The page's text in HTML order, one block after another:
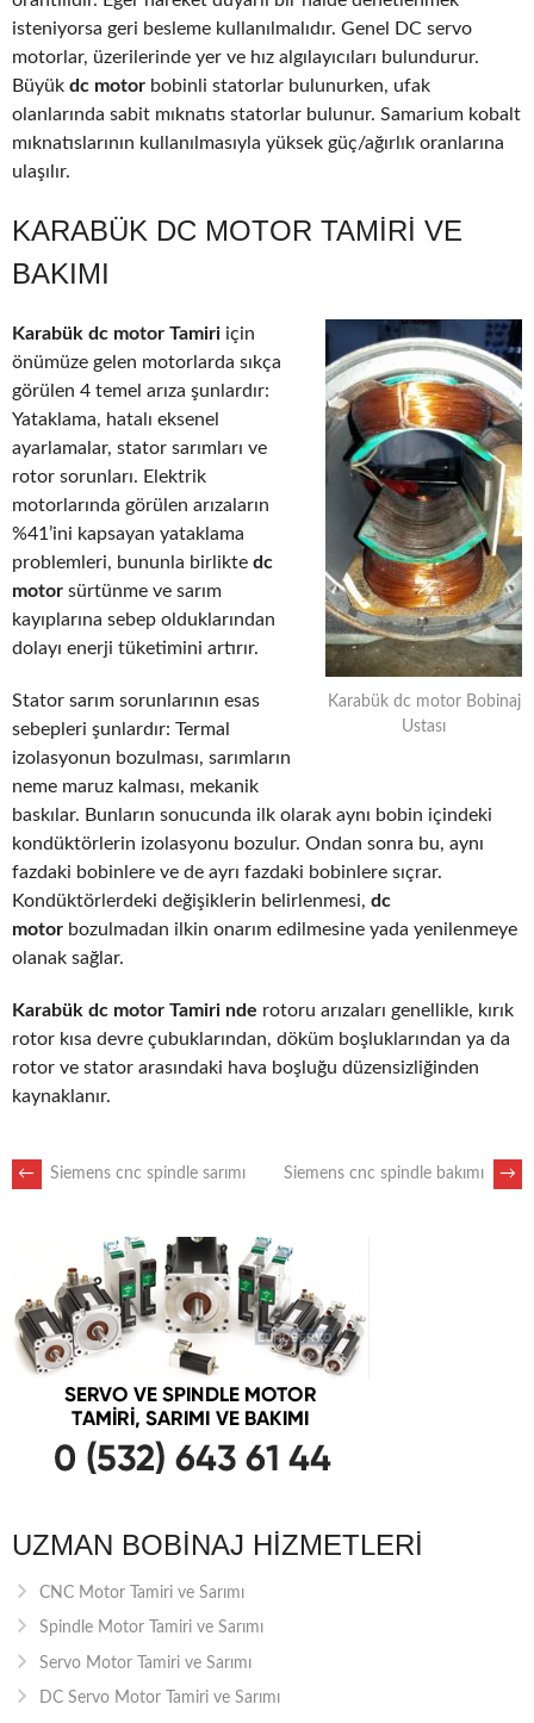
isteniyorsa geri besleme kullanılmalıdır. Genel DC servo
motorlar, üzerilerinde yer ve hız algılayıcıları bulundurur.
Büyük dc motor bobinli statorlar bulunurken, ufak
olanlarında sabit mıknatıs statorlar bulunur. Samarium kobalt
mıknatıslarının kullanılmasıyla yüksek güç/ağırlık oranlarına
ulaşılır.
KARABÜK DC MOTOR TAMIRI VE
BAKIMI
Karabük dc motor Bobinaj
Ustası
Karabük dc motor Tamiri için
önümüze gelen motorlarda sıkça
görülen 4 temel arıza şunlardır:
Yataklama, hatalı eksenel
ayarlamalar, stator sarımları ve
rotor sorunları. Elektrik
motorlarında görülen arızaların
%41’ini kapsayan yataklama
problemleri, bununla birlikte dc
motor sürtünme ve sarım
kayıplarına sebep olduklarından
dolayı enerji tüketimini artırır.
Stator sarım sorunlarının esas
sebepleri şunlardır: Termal
izolasyonun bozulması, sarımların
neme maruz kalması, mekanik
baskılar. Bunların sonucunda ilk olarak aynı bobin içindeki
kondüktörlerin izolasyonu bozulur. Ondan sonra bu, aynı
fazdaki bobinlere ve de ayrı fazdaki bobinlere sıçrar.
Kondüktörlerdeki değişiklerin belirlenmesi, dc
motor bozulmadan ilkin onarım edilmesine yada yenilenmeye
olanak sağlar.
Karabük dc motor Tamiri nde rotoru arızaları genellikle, kırık
rotor kısa devre çubuklarından, döküm boşluklarından ya da
rotor ve stator arasındaki hava boşluğu düzensizliğinden
kaynaklanır.
POST
NAVIGATION
← Siemens cnc spindle sarımı Siemens cnc spindle bakımı →
UZMAN BOBINAJ HIZMETLERI
CNC Motor Tamiri ve Sarımı
Spindle Motor Tamiri ve Sarımı
Servo Motor Tamiri ve Sarımı
DC Servo Motor Tamiri ve Sarımı